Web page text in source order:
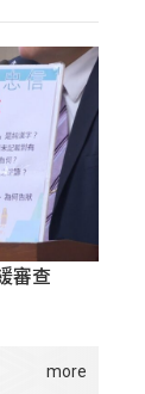
審查